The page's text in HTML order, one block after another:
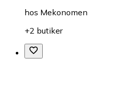
hos Mekonomen
+2 butiker